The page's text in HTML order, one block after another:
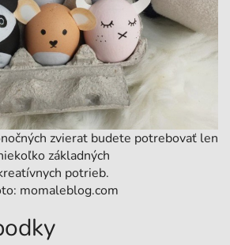
zvierat budete potrebovať len
základných
potrieb.
momaleblog.com